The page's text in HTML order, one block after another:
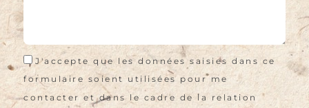
J'accepte que les données saisies dans ce
formulaire soient utilisées pour me
contacter et dans le cadre de la relation